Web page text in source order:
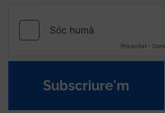
Subscriure'm